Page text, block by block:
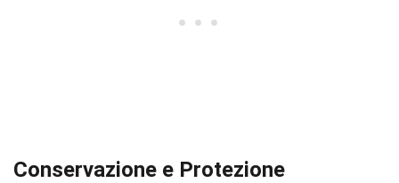
Conservazione e Protezione